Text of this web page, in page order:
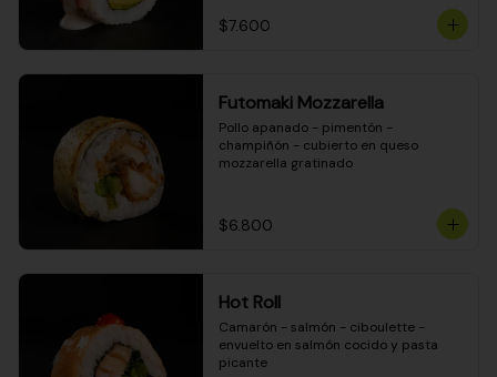
$7.600
Futomaki Mozzarella
Pollo apanado - pimentón -
champiñón - cubierto en queso
mozzarella gratinado
$6.800
Hot Roll
Camarón - salmón - ciboulette -
envuelto en salmón cocido y pasta
picante